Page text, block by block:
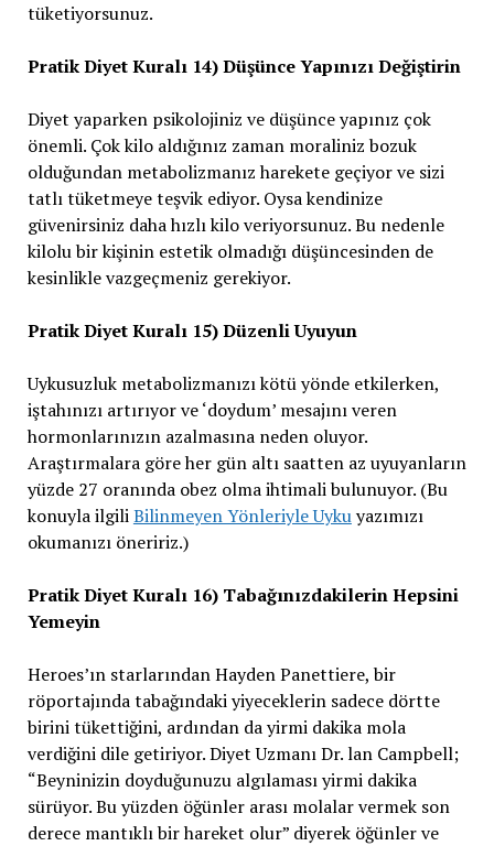
tüketiyorsunuz.
Pratik Diyet Kuralı 14) Düşünce Yapınızı Değiştirin
Diyet yaparken psikolojiniz ve düşünce yapınız çok
önemli. Çok kilo aldığınız zaman moraliniz bozuk
olduğundan metabolizmanız harekete geçiyor ve sizi
tatlı tüketmeye teşvik ediyor. Oysa kendinize
güvenirsiniz daha hızlı kilo veriyorsunuz. Bu nedenle
kilolu bir kişinin estetik olmadığı düşüncesinden de
kesinlikle vazgeçmeniz gerekiyor.
Pratik Diyet Kuralı 15) Düzenli Uyuyun
Uykusuzluk metabolizmanızı kötü yönde etkilerken,
iştahınızı artırıyor ve ‘doydum’ mesajını veren
hormonlarınızın azalmasına neden oluyor.
Araştırmalara göre her gün altı saatten az uyuyanların
yüzde 27 oranında obez olma ihtimali bulunuyor. (Bu
konuyla ilgiliBilinmeyen Yönleriyle Uykuyazımızı
okumanızı öneririz.)
Pratik Diyet Kuralı 16) Tabağınızdakilerin Hepsini
Yemeyin
Heroes’ın starlarından Hayden Panettiere, bir
röportajında tabağındaki yiyeceklerin sadece dörtte
birini tükettiğini, ardından da yirmi dakika mola
verdiğini dile getiriyor. Diyet Uzmanı Dr. lan Campbell;
“Beyninizin doyduğunuzu algılaması yirmi dakika
sürüyor. Bu yüzden öğünler arası molalar vermek son
derece mantıklı bir hareket olur” diyerek öğünler ve